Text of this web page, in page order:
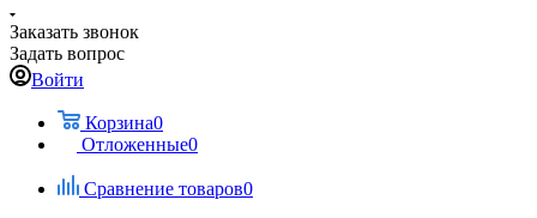
Заказать звонок
Задать вопрос
Войти
Корзина0
Отложенные0
Сравнение товаров0